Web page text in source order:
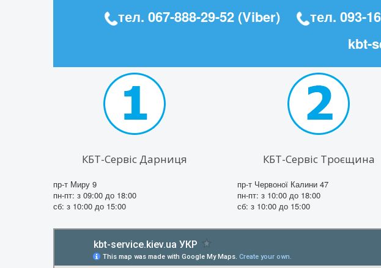
тел. 067-888-29-52 (Viber) тел. 093-
kbt-
КБТ-Сервіс Дарниця
пр-т Миру 9
пн-пт: з 09:00 до 18:00
сб: з 10:00 до 15:00
КБТ-Сервіс Троєщина
пр-т Червоної Калини 47
пн-пт: з 10:00 до 18:00
сб: з 10:00 до 15:00